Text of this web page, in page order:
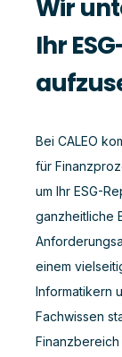
Wir
Ihr
Bei CALEO
für
um Ihr ESG-
ganzheitliche
einem
Informatikern
Fachwissen